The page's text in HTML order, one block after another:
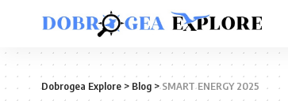
Dobrogea Explore> Blog >SMART ENERGY 2025